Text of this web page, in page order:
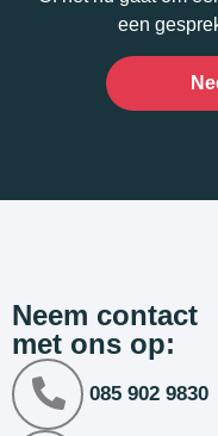
een
Neem contact
met ons op:
085 902 9830